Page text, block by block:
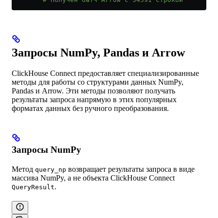
Запросы NumPy, Pandas и Arrow
ClickHouse Connect предоставляет специализированные
методы для работы со структурами данных NumPy,
Pandas и Arrow. Эти методы позволяют получать
результаты запроса напрямую в этих популярных
форматах данных без ручного преобразования.
Запросы NumPy
Метод query_np возвращает результаты запроса в виде
массива NumPy, а не объекта ClickHouse Connect
QueryResult.